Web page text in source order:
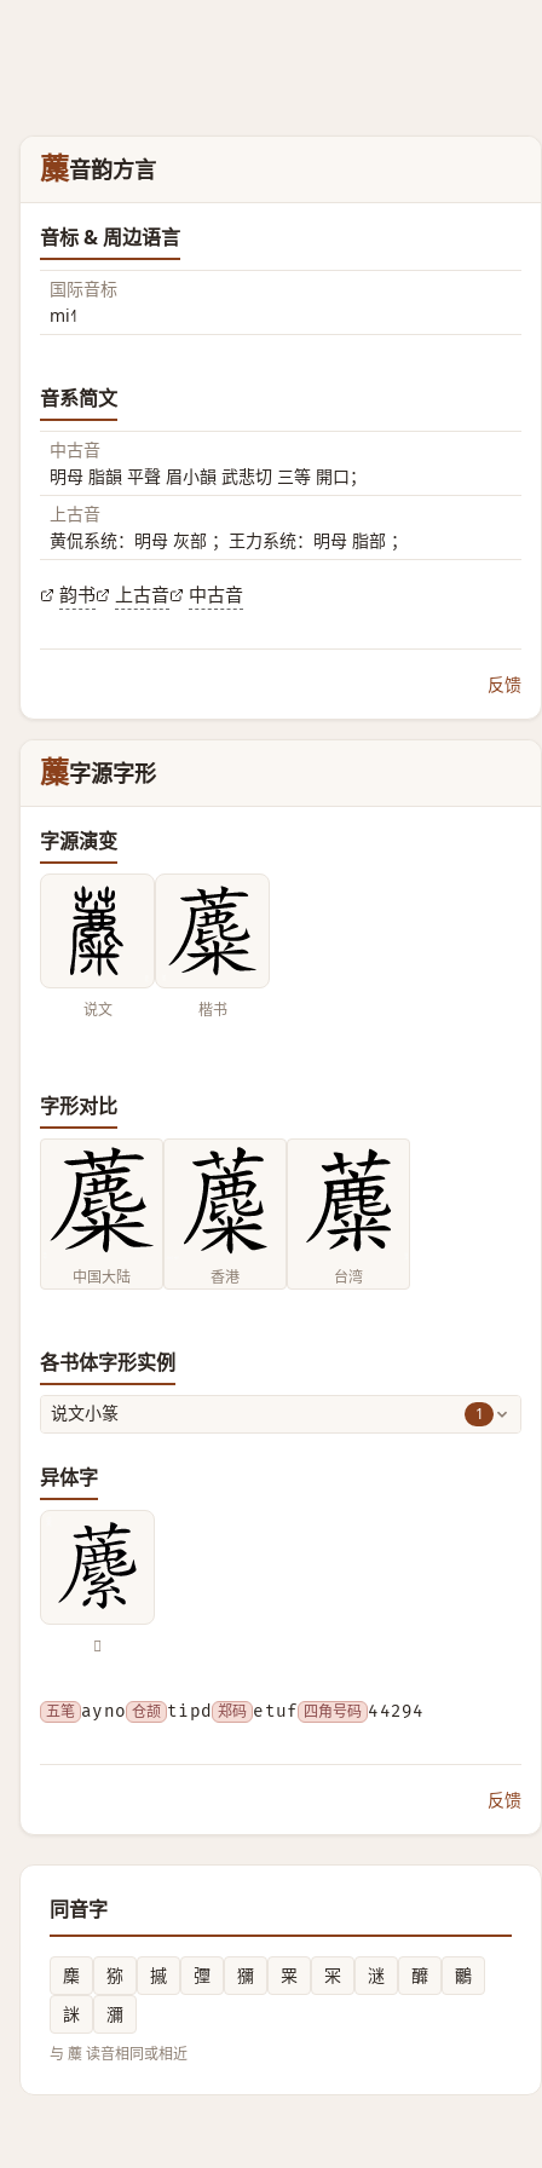
蘪音韵方言
音标 & 周边语言
国际音标
mi˧˥
音系简文
中古音
明母 脂韻 平聲 眉小韻 武悲切 三等 開口；
上古音
黄侃系统：明母 灰部 ；王力系统：明母 脂部 ；
韵书 上古音 中古音
反馈
蘪字源字形
字源演变
说文 楷书
字形对比
中国大陆 香港 台湾
各书体字形实例
说文小篆 1
异体字
𧃧
五笔 ayno 仓颉 tipd 郑码 etuf 四角号码 44294
反馈
同音字
䴢 猕 摵 㣆 獼 䍘 冞 㴹 釄
鸍
詸
瀰
与 蘪 读音相同或相近